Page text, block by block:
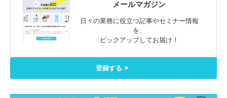
メールマガジン
日々の業務に役立つ記事やセミナー情報
を、
ピックアップしてお届け！
登録する